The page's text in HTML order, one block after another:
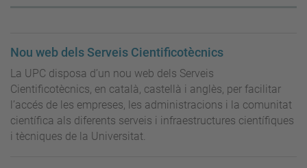
Nou web dels Serveis Cientificotècnics
La UPC disposa d’un nou web dels Serveis
Cientificotècnics, en català, castellà i anglès, per facilitar
l’accés de les empreses, les administracions i la comunitat
científica als diferents serveis i infraestructures científiques
i tècniques de la Universitat.